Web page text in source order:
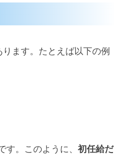
ます。たとえば以下の例
。このように、 初任給だ